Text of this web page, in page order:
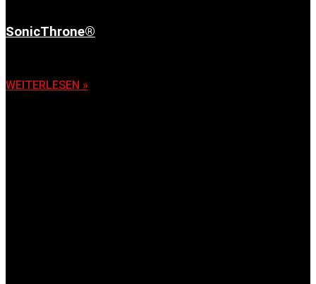
SonicThrone®
WEITERLESEN »